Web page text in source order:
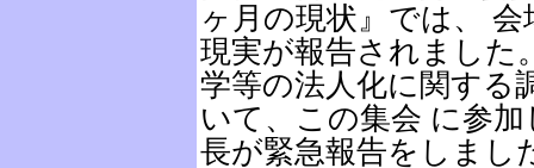
ヶ月の現状』では、
現実が報告されました
学等の法人化に関する
いて、この集会 に参
長が緊急報告をしまし